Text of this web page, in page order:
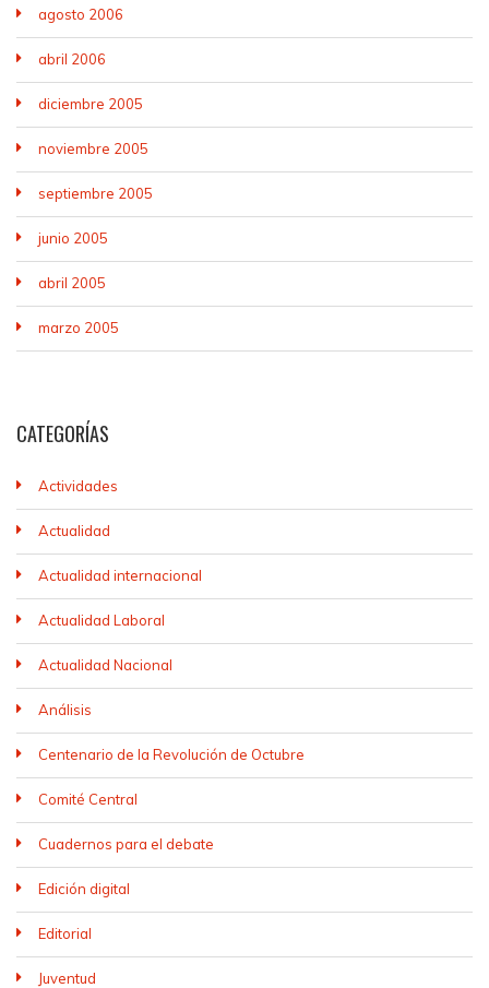
agosto 2006
abril 2006
diciembre 2005
noviembre 2005
septiembre 2005
junio 2005
abril 2005
marzo 2005
CATEGORÍAS
Actividades
Actualidad
Actualidad internacional
Actualidad Laboral
Actualidad Nacional
Análisis
Centenario de la Revolución de Octubre
Comité Central
Cuadernos para el debate
Edición digital
Editorial
Juventud